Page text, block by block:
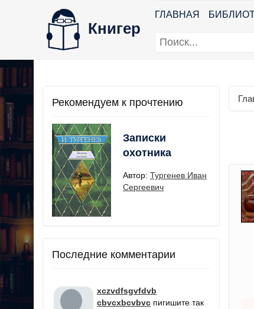
Книгер
ГЛАВНАЯ
Рекомендуем к прочтению
Записки
охотника
Автор: Тургенев Иван
Сергеевич
Последние комментарии
xczvdfsgvfdvb
cbvcxbcvbvc пигишите так